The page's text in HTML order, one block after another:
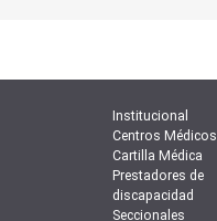
Institucional
Centros Médicos
Cartilla Médica
Prestadores de
discapacidad
Seccionales